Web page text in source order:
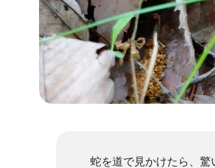
蛇を道で見かけたら、驚